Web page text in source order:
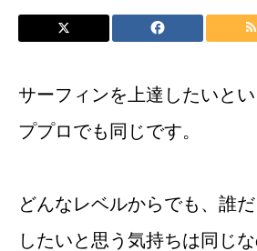
サーフィンを上達したいと
ププロでも同じです。
どんなレベルからでも、誰
したいと思う気持ちは同じ